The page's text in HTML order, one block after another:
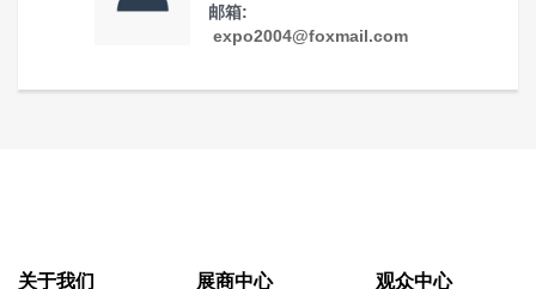
邮箱:
expo2004@foxmail.com
关于我们 展商中心 观众中心